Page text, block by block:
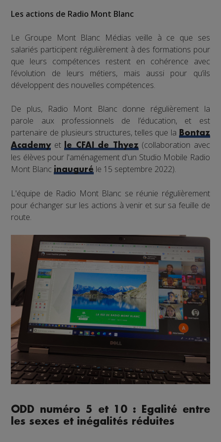
Les actions de Radio Mont Blanc
Le Groupe Mont Blanc Médias veille à ce que ses
salariés participent régulièrement à des formations pour
que leurs compétences restent en cohérence avec
l’évolution de leurs métiers, mais aussi pour qu’ils
développent des nouvelles compétences.
De plus, Radio Mont Blanc donne régulièrement la
parole aux professionnels de l’éducation, et est
partenaire de plusieurs structures, telles que la
Bontaz
Academyet le CFAI de Thyez(collaboration avec
les élèves pour l'aménagement d'un Studio Mobile Radio
Mont Blancinauguré le 15 septembre 2022).
L'équipe de Radio Mont Blanc se réunie régulièrement
pour échanger sur les actions à venir et sur sa feuille de
route.
ODD numéro 5 et 10 : Egalité entre
les sexes et inégalités réduites